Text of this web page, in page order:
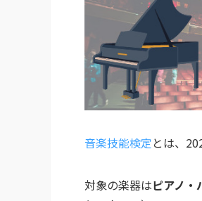
音楽技能検定とは、
対象の楽器はピアノ・